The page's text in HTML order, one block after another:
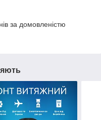
за домовленістю